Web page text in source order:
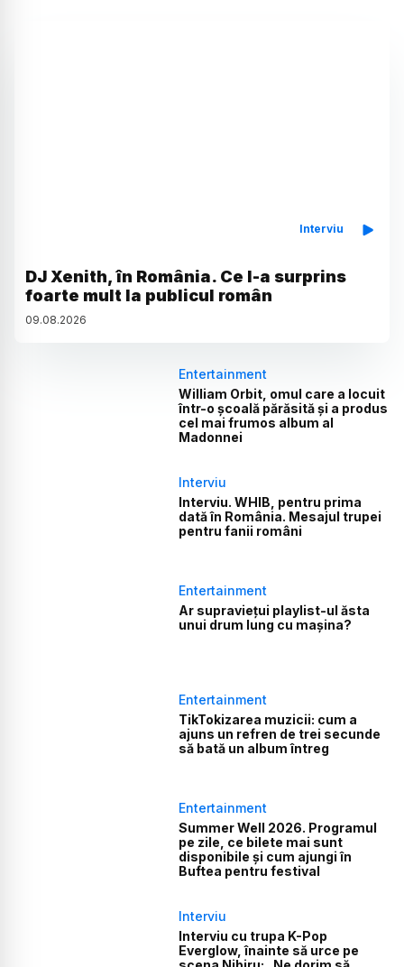
Interviu
DJ Xenith, în România. Ce l-a surprins
foarte mult la publicul român
09.08.2026
Entertainment
William Orbit, omul care a locuit
într-o școală părăsită și a produs
cel mai frumos album al
Madonnei
Interviu
Interviu. WHIB, pentru prima
dată în România. Mesajul trupei
pentru fanii români
Entertainment
Ar supraviețui playlist-ul ăsta
unui drum lung cu mașina?
Entertainment
TikTokizarea muzicii: cum a
ajuns un refren de trei secunde
să bată un album întreg
Entertainment
Summer Well 2026. Programul
pe zile, ce bilete mai sunt
disponibile și cum ajungi în
Buftea pentru festival
Interviu
Interviu cu trupa K-Pop
Everglow, înainte să urce pe